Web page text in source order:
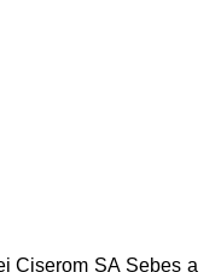
Ciserom SA Sebeș a